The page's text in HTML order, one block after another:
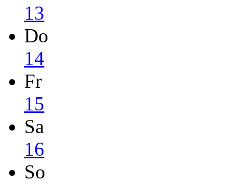
13
Do
14
Fr
15
Sa
16
So